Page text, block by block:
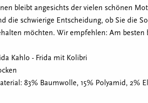
bleibt angesichts der vielen schönen
die schwierige Entscheidung, ob Sie die
möchten. Wir empfehlen: Am besten
Kahlo - Frida mit Kolibri
83% Baumwolle, 15% Polyamid, 2%